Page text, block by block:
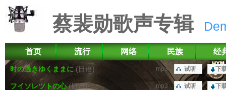
蔡裴勋歌声专辑
首页 流行 网络 民族 经
时の過きゆくままに (日语)
フイソレツトの心(日语)
下
下
mp3 试听
mp3 试听